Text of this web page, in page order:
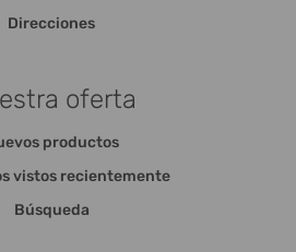
Direcciones
oferta
productos
vistos recientemente
Búsqueda